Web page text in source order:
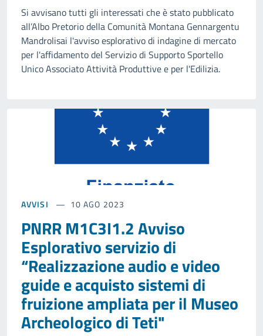
Si avvisano tutti gli interessati che è stato pubblicato
all’Albo Pretorio della Comunità Montana Gennargentu
Mandrolisai l'avviso esplorativo di indagine di mercato
per l'affidamento del Servizio di Supporto Sportello
Unico Associato Attività Produttive e per l'Edilizia.
AVVISI 10 AGO 2023
PNRR M1C3I1.2 Avviso
Esplorativo servizio di
“Realizzazione audio e video
guide e acquisto sistemi di
fruizione ampliata per il Museo
Archeologico di Teti"